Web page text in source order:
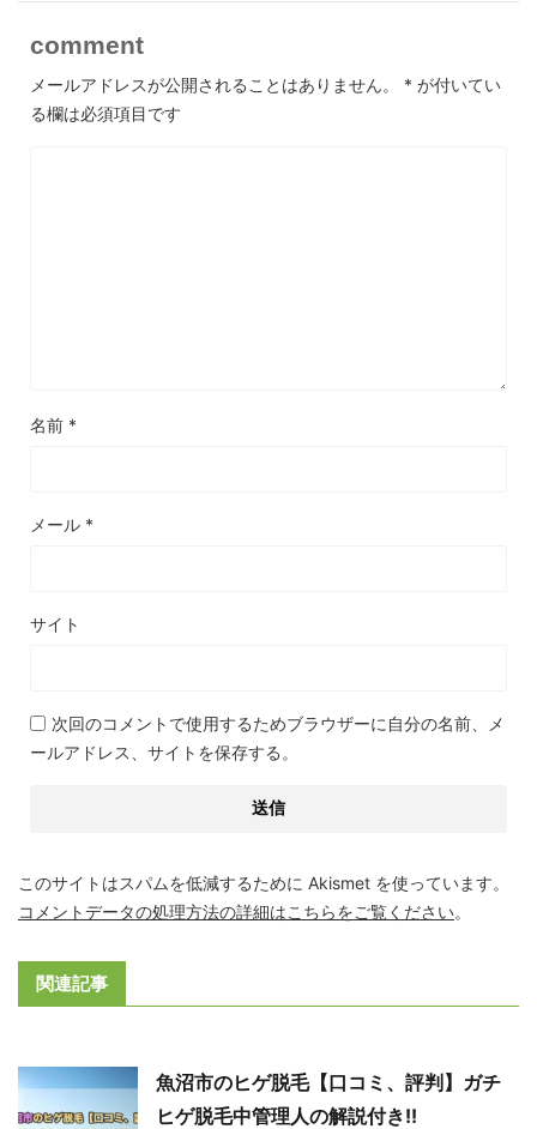
comment
メールアドレスが公開されることはありません。 * が付いてい
る欄は必須項目です
名前 *
メール *
サイト
次回のコメントで使用するためブラウザーに自分の名前、メ
ールアドレス、サイトを保存する。
このサイトはスパムを低減するために Akismet を使っています。
コメントデータの処理方法の詳細はこちらをご覧ください。
関連記事
魚沼市のヒゲ脱毛【口コミ、評判】ガチ
ヒゲ脱毛中管理人の解説付き!!